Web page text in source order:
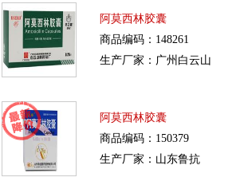
阿莫西林胶囊
商品编码：148261
生产厂家：广州白云山
阿莫西林胶囊
商品编码：150379
生产厂家：山东鲁抗